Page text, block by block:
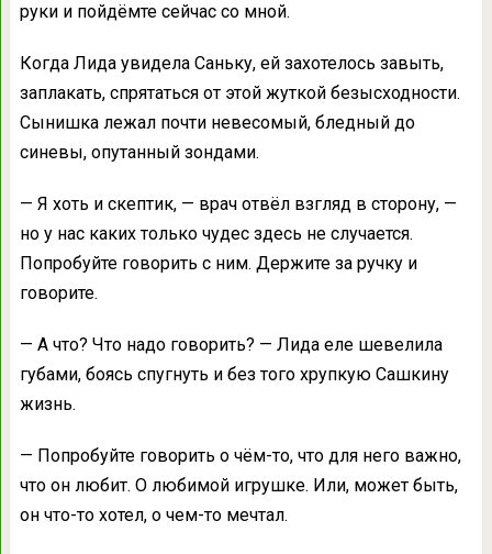
руки и пойдёмте сейчас со мной.
Когда Лида увидела Саньку, ей захотелось завыть,
заплакать, спрятаться от этой жуткой безысходности.
Сынишка лежал почти невесомый, бледный до
синевы, опутанный зондами.
— Я хоть и скептик, — врач отвёл взгляд в сторону, —
но у нас каких только чудес здесь не случается.
Попробуйте говорить с ним. Держите за ручку и
говорите.
— А что? Что надо говорить? — Лида еле шевелила
губами, боясь спугнуть и без того хрупкую Сашкину
жизнь.
— Попробуйте говорить о чём-то, что для него важно,
что он любит. О любимой игрушке. Или, может быть,
он что-то хотел, о чем-то мечтал.